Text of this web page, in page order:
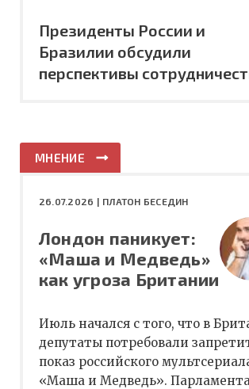
Президенты России и
Бразилии обсудили
перспективы
МНЕНИЕ
26.07.2026 | ПЛАТОН БЕСЕДИН
Лондон паникует:
«Маша и Медведь»
как угроза Британии
Июль начался с того, что в
депутаты потребовали
показ российского
«Маша и Медведь».